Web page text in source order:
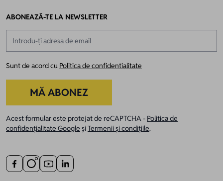
ABONEAZĂ-TE LA NEWSLETTER
Sunt de acord cu Politica de confidentialitate
MĂ ABONEZ
Acest formular este protejat de reCAPTCHA - Politica de
confidențialitate Google șiTermenii și condițiile.